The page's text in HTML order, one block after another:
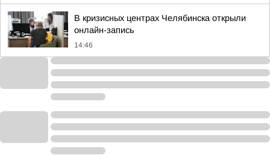
В кризисных центрах Челябинска открыли
онлайн-запись
14:46